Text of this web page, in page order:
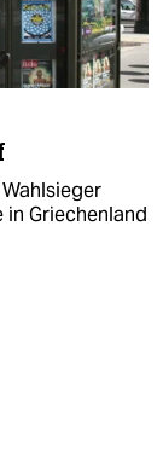
in Griechenland